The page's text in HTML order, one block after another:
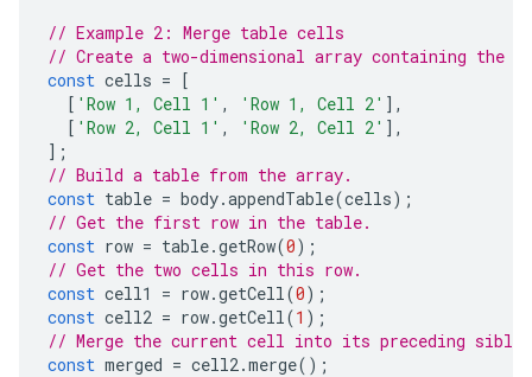
// Example 2: Merge table cells
// Create a two-dimensional array containing the
const cells = [
[ 'Row 1, Cell 1' , 'Row 1, Cell 2' ],
[ 'Row 2, Cell 1' , 'Row 2, Cell 2' ],
];
// Build a table from the array.
const table = body.appendTable(cells);
// Get the first row in the table.
const row = table.getRow(0);
// Get the two cells in this row.
const cell1 = row.getCell(0);
const cell2 = row.getCell(1 );
// Merge the current cell into its preceding
const merged = cell2.merge();